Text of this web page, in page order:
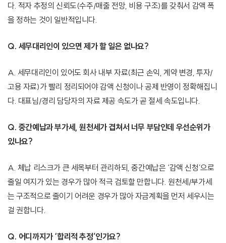
다. 적자 추정의 신뢰도(수주/매출 전망, 비용 구조)를 갖춰서 감액 폭
을 정하는 것이 일반적입니다.
Q. 세무대리인이 있으면 제가 할 일은 없나요?
A. 세무대리인이 있어도 회사 내부 자료(최근 손익, 계약 변경, 투자/
고용 자료)가 빨리 정리되어야 감액 신청이나 공제 반영이 정확해집니
다. 대표님/경리 담당자의 자료 제공 속도가 곧 절세 속도입니다.
Q. 중간예납과 부가세, 원천세가 겹쳐서 너무 부담인데 우선순위가
있나요?
A. 체납 리스크가 큰 세목부터 관리하되, 중간예납은 ‘감액 신청’으로
줄일 여지가 있는 경우가 많아 적극 검토할 만합니다. 원천세/부가세
는 구조적으로 줄이기 어려운 경우가 많아 자금계획을 먼저 세우시는
걸 권합니다.
Q. 어디까지가 ‘합리적 추정’인가요?